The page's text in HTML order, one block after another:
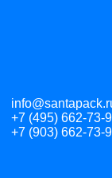
+7 (495) 662-73-
+7 (903) 662-73-